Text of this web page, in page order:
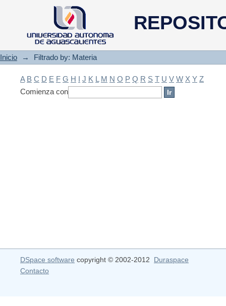
Filtrado by: Materia
Inicio → Filtrado by: Materia
A B C D E F G H I J K L M N O P Q R S T U V W X Y Z
Comienza con
DSpace software copyright © 2002-2012 Duraspace
Contacto